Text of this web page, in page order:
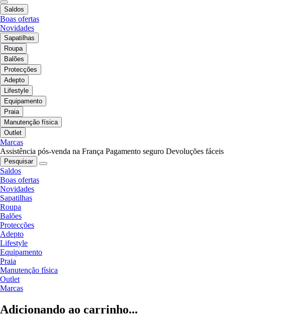
Saldos
Boas ofertas
Novidades
Sapatilhas
Roupa
Balões
Protecções
Adepto
Lifestyle
Equipamento
Praia
Manutenção física
Outlet
Marcas
Assistência pós-venda na França Pagamento seguro Devoluções fáceis
Pesquisar
Saldos
Boas ofertas
Novidades
Sapatilhas
Roupa
Balões
Protecções
Adepto
Lifestyle
Equipamento
Praia
Manutenção física
Outlet
Marcas
Adicionando ao carrinho...